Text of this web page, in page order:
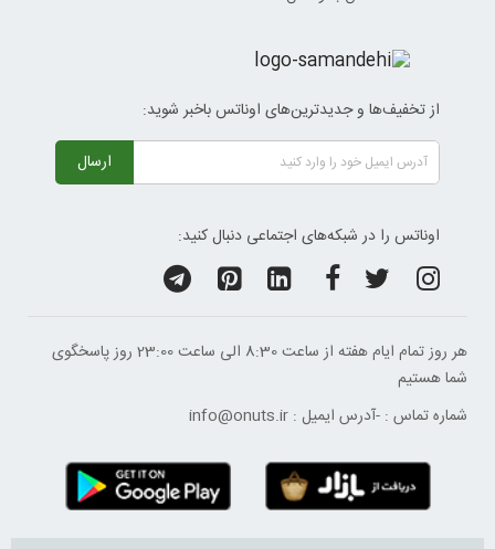
از تخفیف‌ها و جدیدترین‌های اوناتس باخبر شوید:
ارسال
اوناتس را در شبکه‌های اجتماعی دنبال کنید:
هر روز تمام ایام هفته از ساعت 8:30 الی ساعت 23:00 ‌روز پاسخگوی
شما هستیم
شماره تماس : -آدرس ایمیل : info@onuts.ir